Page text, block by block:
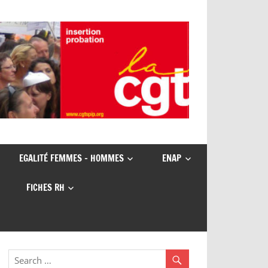
EGALITÉ FEMMES – HOMMES ENAP
FICHES RH